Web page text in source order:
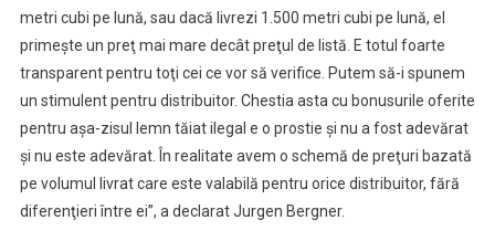
metri cubi pe lună, sau dacă livrezi 1.500 metri cubi pe lună, el
primeşte un preţ mai mare decât preţul de listă. E totul foarte
transparent pentru toţi cei ce vor să verifice. Putem să-i spunem
un stimulent pentru distribuitor. Chestia asta cu bonusurile oferite
pentru aşa-zisul lemn tăiat ilegal e o prostie şi nu a fost adevărat
şi nu este adevărat. În realitate avem o schemă de preţuri bazată
pe volumul livrat care este valabilă pentru orice distribuitor, fără
diferenţieri între ei”, a declarat Jurgen Bergner.